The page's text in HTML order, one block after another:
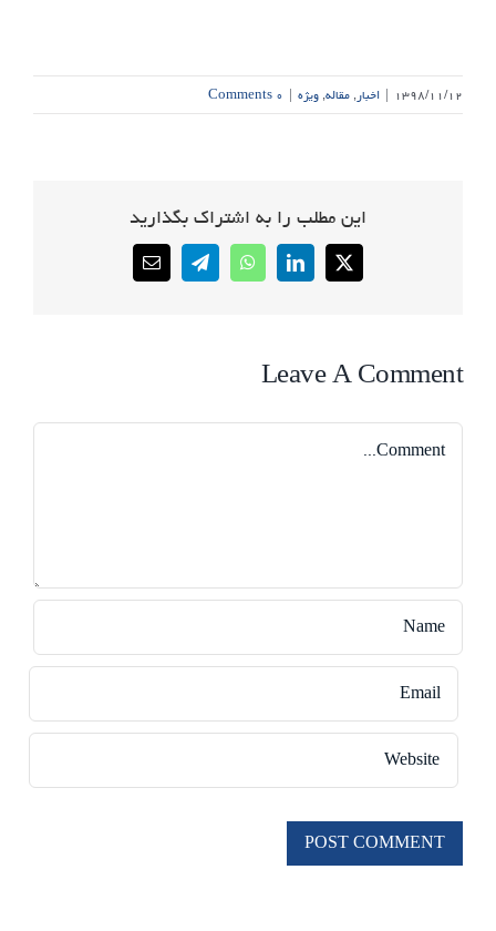
۱۳۹۸/۱۱/۱۲ | اخبار,مقاله,ویژه | ۰ Comments
این مطلب را به اشتراک بگذارید
X
LinkedIn
WhatsApp
Telegram
Email
Leave A Comment